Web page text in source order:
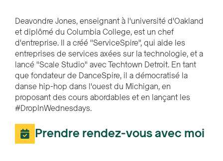
Deavondre Jones, enseignant à l'université d'Oakland
et diplômé du Columbia College, est un chef
d'entreprise. Il a créé "ServiceSpire", qui aide les
entreprises de services axées sur la technologie, et a
lancé "Scale Studio" avec Techtown Detroit. En tant
que fondateur de DanceSpire, il a démocratisé la
danse hip-hop dans l'ouest du Michigan, en
proposant des cours abordables et en lançant les
#DropInWednesdays.
Prendre rendez-vous avec moi